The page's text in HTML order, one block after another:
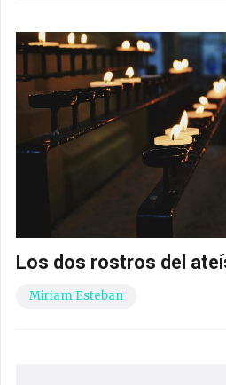
Los dos rostros del
Miriam Esteban